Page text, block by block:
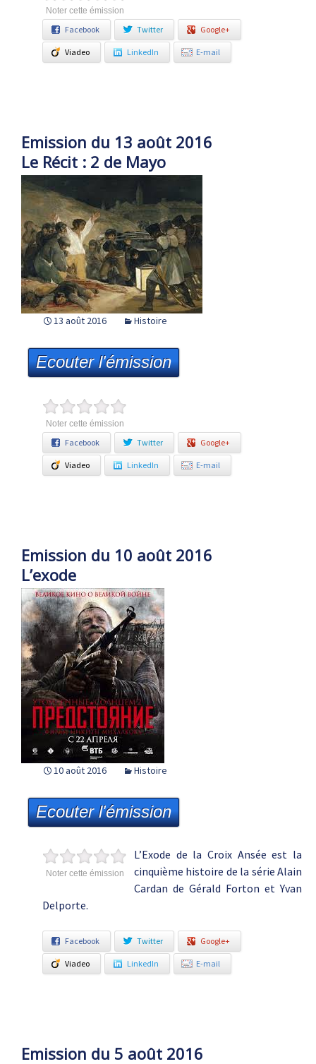
Noter cette émission
Facebook Twitter Google+
Viadeo LinkedIn E-mail
Emission du 13 août 2016
Le Récit : 2 de Mayo
13 août 2016 Histoire
Ecouter l'émission
Noter cette émission
Facebook Twitter Google+
Viadeo LinkedIn E-mail
Emission du 10 août 2016
L’exode
10 août 2016 Histoire
Ecouter l'émission
Noter cette émission
L’Exode de la Croix Ansée est la
cinquième histoire de la série Alain
Cardan de Gérald Forton et Yvan
Delporte.
Facebook Twitter Google+
Viadeo LinkedIn E-mail
Emission du 5 août 2016